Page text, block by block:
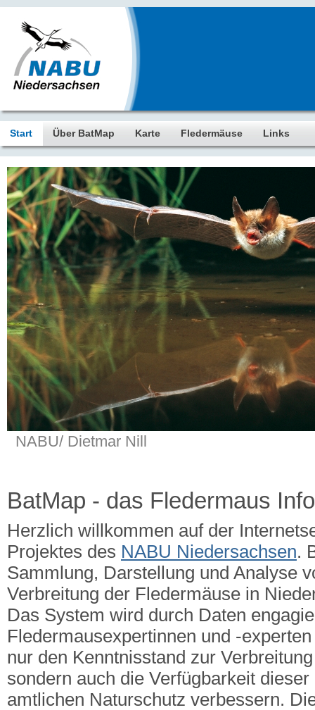
Start Über BatMap Karte Fledermäuse Links
NABU/ Dietmar Nill
BatMap - das Fledermaus
Herzlich willkommen auf der
Projektes des NABU Niedersachsen.
Sammlung, Darstellung und Analyse
Verbreitung der Fledermäuse in
Das System wird durch Daten
Fledermausexpertinnen und -
nur den Kenntnisstand zur
sondern auch die Verfügbarkeit
amtlichen Naturschutz verbessern.